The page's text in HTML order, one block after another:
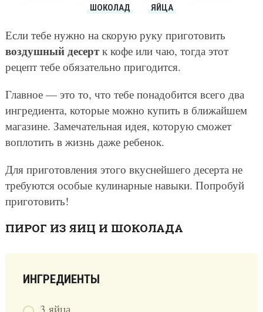
ШОКОЛАД
ЯЙЦА
Если тебе нужно на скорую руку приготовить
воздушный десертк кофе или чаю, тогда этот
рецепт тебе обязательно пригодится.
Главное — это то, что тебе понадобится всего два
ингредиента, которые можно купить в ближайшем
магазине. Замечательная идея, которую сможет
воплотить в жизнь даже ребенок.
Для приготовления этого вкуснейшего десерта не
требуются особые кулинарные навыки. Попробуй
приготовить!
ПИРОГ ИЗ ЯИЦ И ШОКОЛАДА
ИНГРЕДИЕНТЫ
3 яйца